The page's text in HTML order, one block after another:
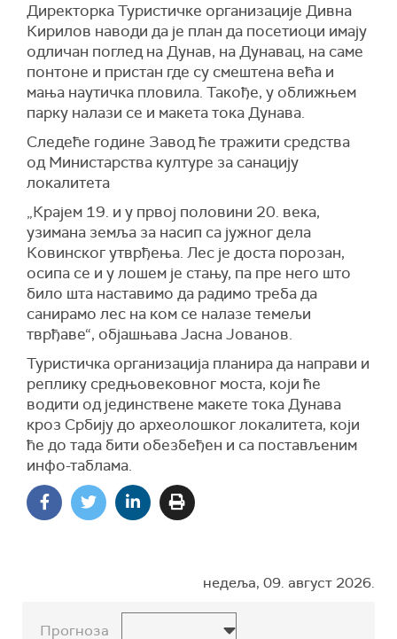
Директорка Туристичке организације Дивна
Кирилов наводи да је план да посетиоци имају
одличан поглед на Дунав, на Дунавац, на саме
понтоне и пристан где су смештена већа и
мања наутичка пловила. Такође, у оближњем
парку налази се и макета тока Дунава.
Следеће године Завод ће тражити средства
од Министарства културе за санацију
локалитета
„Крајем 19. и у првој половини 20. века,
узимана земља за насип са јужног дела
Ковинског утврђења. Лес је доста порозан,
осипа се и у лошем је стању, па пре него што
било шта наставимо да радимо треба да
санирамо лес на ком се налазе темељи
тврђаве“, објашњава Јасна Јованов.
Туристичка организација планира да направи и
реплику средњовековног моста, који ће
водити од јединствене макете тока Дунава
кроз Србију до археолошког локалитета, који
ће до тада бити обезбеђен и са постављеним
инфо-таблама.
недеља, 09. август 2026.
Прогноза